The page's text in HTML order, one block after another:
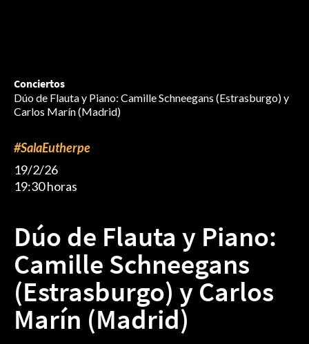
Conciertos
Dúo de Flauta y Piano: Camille Schneegans (Estrasburgo) y
Carlos Marín (Madrid)
#SalaEutherpe
19/2/26
19:30 horas
Dúo de Flauta y Piano:
Camille Schneegans
(Estrasburgo) y Carlos
Marín (Madrid)